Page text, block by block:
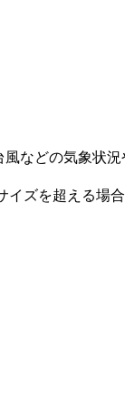
などの気象状
ズを超える場